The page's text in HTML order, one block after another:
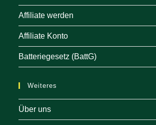
Affiliate werden
Affiliate Konto
Batteriegesetz (BattG)
Weiteres
Über uns